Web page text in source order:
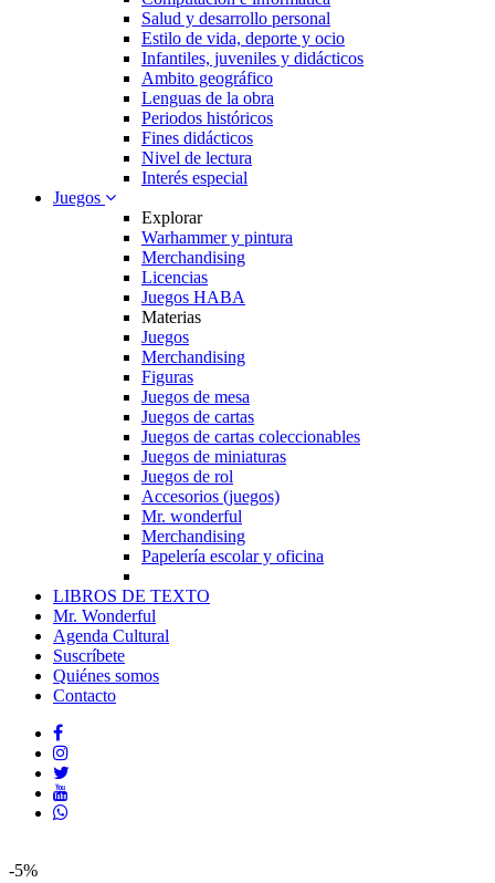
Salud y desarrollo personal
Estilo de vida, deporte y ocio
Infantiles, juveniles y didácticos
Ambito geográfico
Lenguas de la obra
Periodos históricos
Fines didácticos
Nivel de lectura
Interés especial
Juegos
Explorar
Warhammer y pintura
Merchandising
Licencias
Juegos HABA
Materias
Juegos
Merchandising
Figuras
Juegos de mesa
Juegos de cartas
Juegos de cartas coleccionables
Juegos de miniaturas
Juegos de rol
Accesorios (juegos)
Mr. wonderful
Merchandising
Papelería escolar y oficina
LIBROS DE TEXTO
Mr. Wonderful
Agenda Cultural
Suscríbete
Quiénes somos
Contacto
-5%